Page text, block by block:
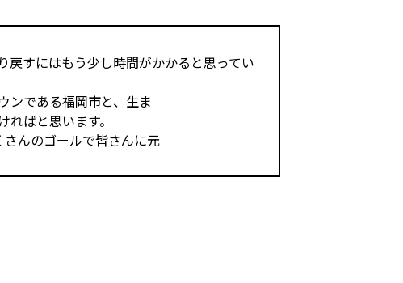
すにはもう少し時間がかかると思ってい
ンである福岡市と、生ま
ばと思います。
んのゴールで皆さんに元